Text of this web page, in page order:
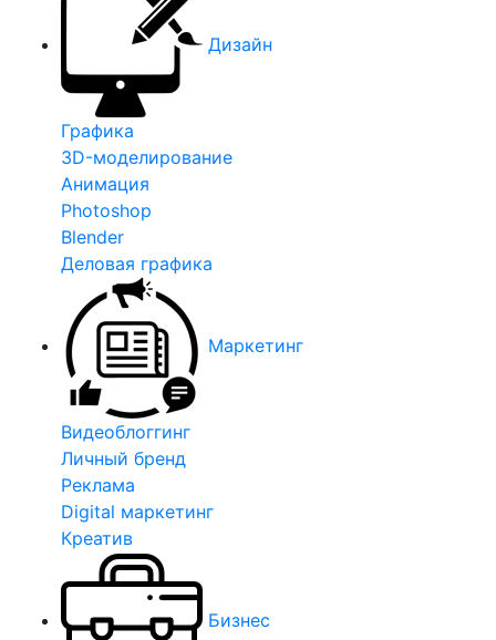
Дизайн
Графика
3D-моделирование
Анимация
Photoshop
Blender
Деловая графика
Маркетинг
Видеоблоггинг
Личный бренд
Реклама
Digital маркетинг
Креатив
Бизнес